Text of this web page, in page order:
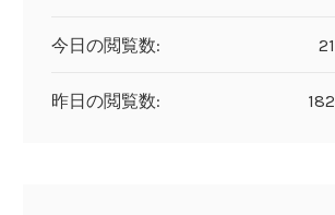
21
今日の閲覧数:
182
昨日の閲覧数: